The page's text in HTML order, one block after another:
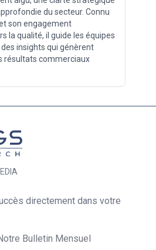
du secteur. Connu
son engagement
la qualité, il guide les équipes
insights qui génèrent
résultats commerciaux
directement dans votre
Bulletin Mensuel